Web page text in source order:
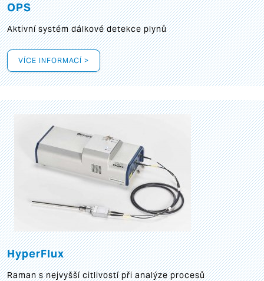
OPS
Aktivní systém dálkové detekce plynů
VÍCE INFORMACÍ >
HyperFlux
Raman s nejvyšší citlivostí při analýze procesů